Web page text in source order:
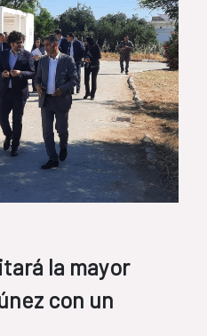
la mayor
con un